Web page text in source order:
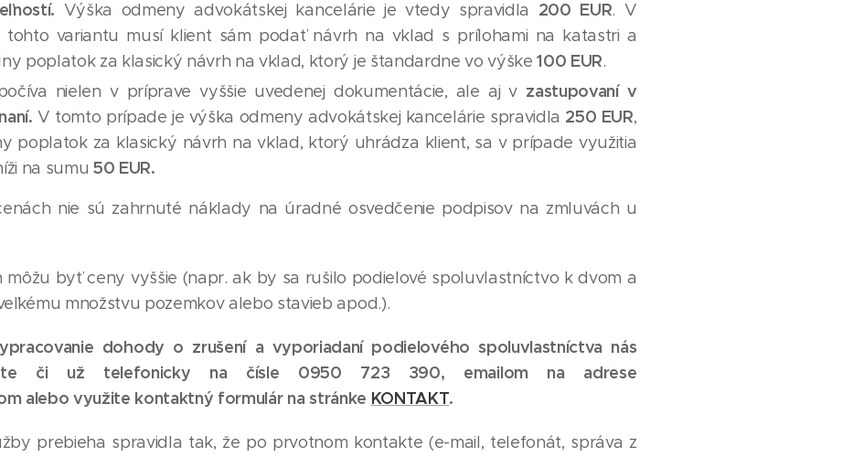
Výška odmeny advokátskej kancelárie je vtedy spravidla 200 EUR. V
tohto variantu musí klient sám podať návrh na vklad s prílohami na katastri a
poplatok za klasický návrh na vklad, ktorý je štandardne vo výške100 EUR.
nielen v príprave vyššie uvedenej dokumentácie, ale aj v zastupovaní v
V tomto prípade je výška odmeny advokátskej kancelárie spravidla 250 EUR,
poplatok za klasický návrh na vklad, ktorý uhrádza klient, sa v prípade využitia
na sumu 50 EUR.
nie sú zahrnuté náklady na úradné osvedčenie podpisov na zmluvách u
byť ceny vyššie (napr. ak by sa rušilo podielové spoluvlastníctvo k dvom a
množstvu pozemkov alebo stavieb apod.).
dohody o zrušení a vyporiadaní podielového spoluvlastníctva nás
či už telefonicky na čísle 0950 723 390, emailom na adrese
alebo využite kontaktný formulár na stránke KONTAKT.
prebieha spravidla tak, že po prvotnom kontakte (e-mail, telefonát, správa z